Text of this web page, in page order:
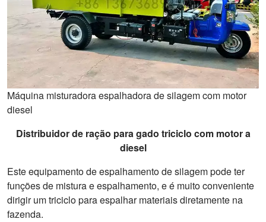
Máquina misturadora espalhadora de silagem com motor
diesel
Distribuidor de ração para gado triciclo com motor a
diesel
Este equipamento de espalhamento de silagem pode ter
funções de mistura e espalhamento, e é muito conveniente
dirigir um triciclo para espalhar materiais diretamente na
fazenda.